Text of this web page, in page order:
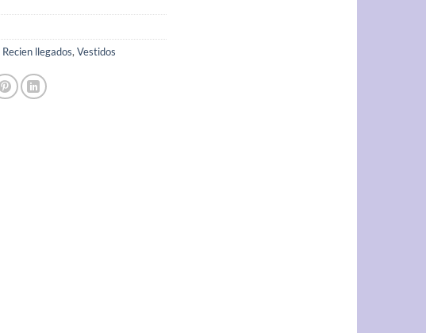
Recien llegados, Vestidos